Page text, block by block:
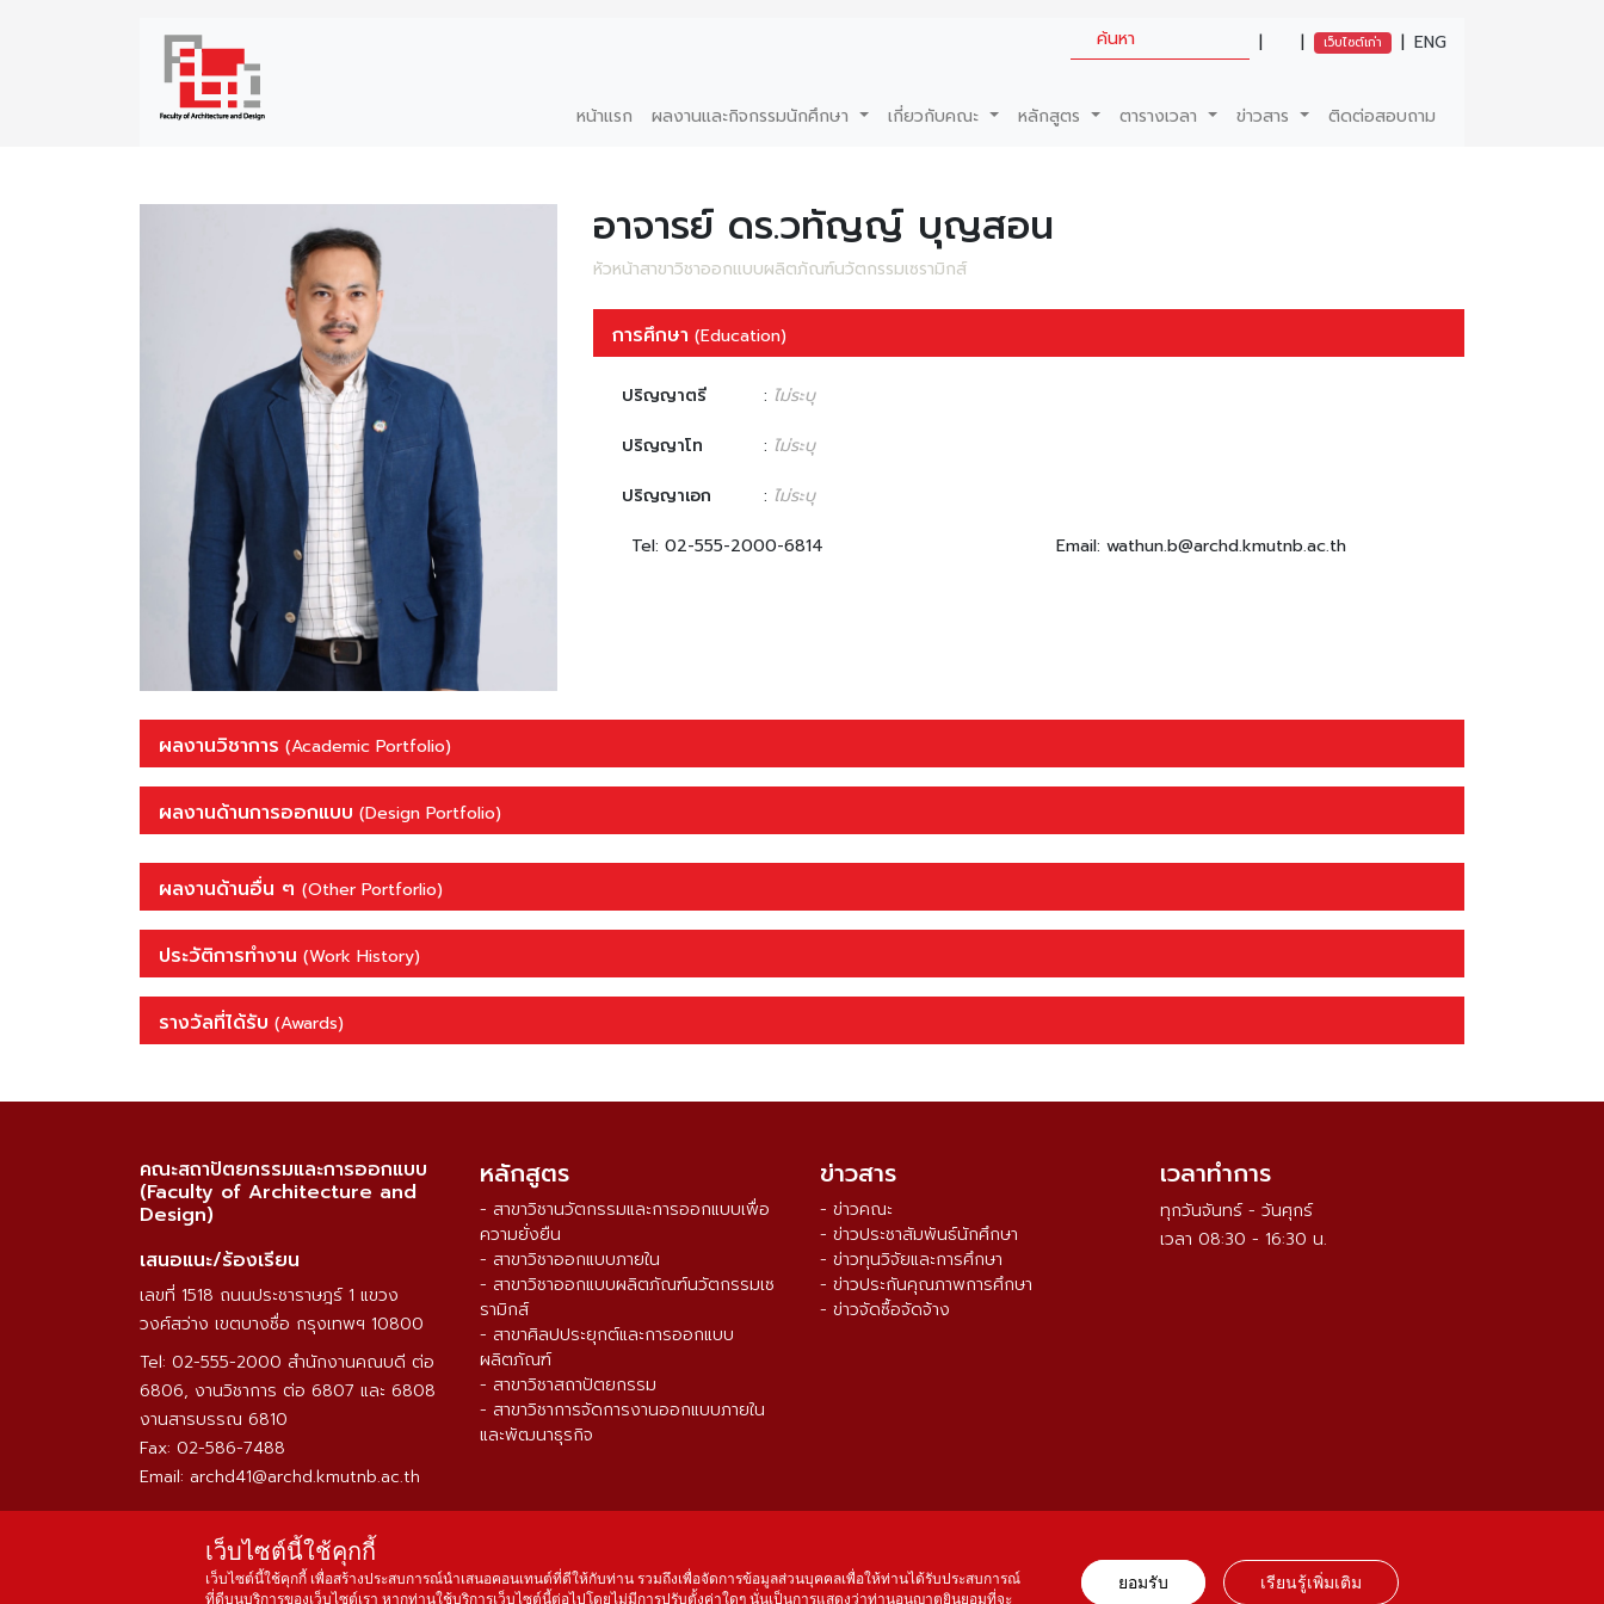
| | เว็บไซต์เก่า | ENG
หน้าแรก ผลงานและกิจกรรมนักศึกษา เกี่ยวกับคณะ หลักสูตร ตารางเวลา ข่าวสาร ติดต่อสอบถาม
อาจารย์ ดร.วทัญญ์ บุญสอน
หัวหน้าสาขาวิชาออกแบบผลิตภัณฑ์นวัตกรรมเซรามิกส์
การศึกษา (Education)
ปริญญาตรี : ไม่ระบุ
ปริญญาโท
: ไม่ระบุ
ปริญญาเอก
: ไม่ระบุ
Tel: 02-555-2000-6814
Email: wathun.b@archd.kmutnb.ac.th
ผลงานวิชาการ (Academic Portfolio)
ผลงานด้านการออกแบบ (Design Portfolio)
ผลงานด้านอื่น ๆ (Other Portforlio)
ประวัติการทำงาน (Work History)
รางวัลที่ได้รับ (Awards)
คณะสถาปัตยกรรมและการออกแบบ
(Faculty of Architecture and
Design)
เสนอแนะ/ร้องเรียน
เลขที่ 1518 ถนนประชาราษฎร์ 1 แขวง
วงศ์สว่าง เขตบางซื่อ กรุงเทพฯ 10800
Tel: 02-555-2000 สำนักงานคณบดี ต่อ
6806, งานวิชาการ ต่อ 6807 และ 6808
งานสารบรรณ 6810
Fax: 02-586-7488
Email: archd41@archd.kmutnb.ac.th
หลักสูตร
- สาขาวิชานวัตกรรมและการออกแบบเพื่อ
ความยั่งยืน
- สาขาวิชาออกแบบภายใน
- สาขาวิชาออกแบบผลิตภัณฑ์นวัตกรรมเซ
รามิกส์
- สาขาศิลปประยุกต์และการออกแบบ
ผลิตภัณฑ์
- สาขาวิชาสถาปัตยกรรม
- สาขาวิชาการจัดการงานออกแบบภายใน
และพัฒนาธุรกิจ
ข่าวสาร
- ข่าวคณะ
- ข่าวประชาสัมพันธ์นักศึกษา
- ข่าวทุนวิจัยและการศึกษา
- ข่าวประกันคุณภาพการศึกษา
- ข่าวจัดซื้อจัดจ้าง
เวลาทำการ
ทุกวันจันทร์ - วันศุกร์
เวลา 08:30 - 16:30 น.
เว็บไซต์นี้ใช้คุกกี้
เว็บไซต์นี้ใช้คุกกี้ เพื่อสร้างประสบการณ์นำเสนอคอนเทนต์ที่ดีให้กับท่าน รวมถึงเพื่อจัดการข้อมูลส่วนบุคคลเพื่อให้ท่านได้รับประสบการณ์
ที่ดีบนบริการของเว็บไซต์เรา หากท่านใช้บริการเว็บไซต์นี้ต่อไปโดยไม่มีการปรับตั้งค่าใดๆ นั่นเป็นการแสดงว่าท่านอนุญาตยินยอมที่จะ
ยอมรับ เรียนรู้เพิ่มเติม